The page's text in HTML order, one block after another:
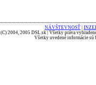
NÁVŠTEVNOSŤ
(C) 2004, 2005 DSL.sk | Všetky práva
Všetky uvedené informácie sú